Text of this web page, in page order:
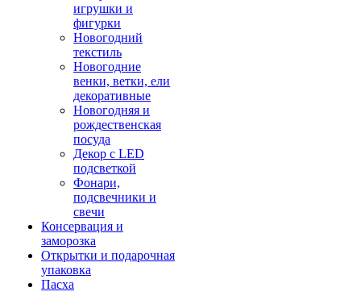
игрушки и
фигурки
Новогодний
текстиль
Новогодние
венки, ветки, ели
декоративные
Новогодняя и
рождественская
посуда
Декор с LED
подсветкой
Фонари,
подсвечники и
свечи
Консервация и
заморозка
Открытки и подарочная
упаковка
Пасха